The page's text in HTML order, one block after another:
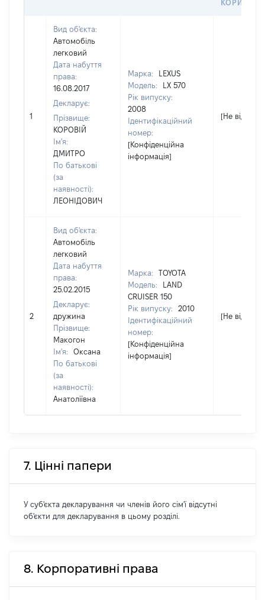
1
Вид об'єкта:
Автомобіль
легковий
Дата набуття
права:
16.08.2017
Декларує:
Прізвище:
КОРОВІЙ
Ім'я:
ДМИТРО
По батькові
(за
наявності):
ЛЕОНІДОВИЧ
Марка:
LEXUS
Модель:
LX 570
Рік випуску:
2008
Ідентифікаційний
номер:
[Конфіденційна
інформація]
[Не відомо]
2
Вид об'єкта:
Автомобіль
легковий
Дата набуття
права:
25.02.2015
Декларує:
дружина
Прізвище:
Макогон
Ім'я:
Оксана
По батькові
(за
наявності):
Анатоліївна
Марка:
TOYOTA
Модель:
LAND
CRUISER 150
Рік випуску:
2010
Ідентифікаційний
номер:
[Конфіденційна
інформація]
[Не відомо]
7. Цінні папери
У суб'єкта декларування чи членів його сім'ї відсутні
об'єкти для декларування в цьому розділі.
8. Корпоративні права